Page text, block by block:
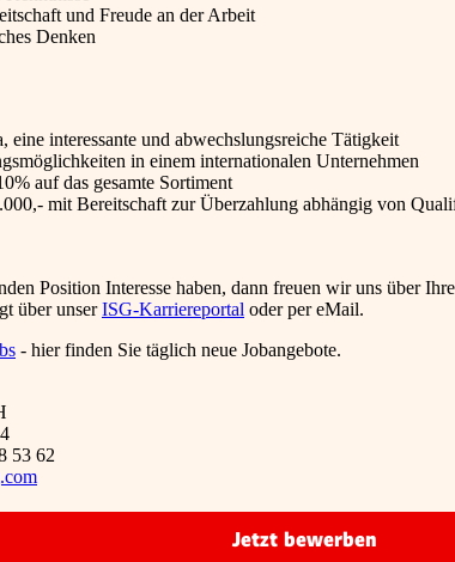
und Freude an der Arbeit
Denken
eine interessante und abwechslungsreiche Tätigkeit
in einem internationalen Unternehmen
auf das gesamte Sortiment
mit Bereitschaft zur Überzahlung abhängig von
Position Interesse haben, dann freuen wir uns über
über unserISG-Karriereportal oder per eMail.
- hier finden Sie täglich neue Jobangebote.
53 62
Jetzt bewerben